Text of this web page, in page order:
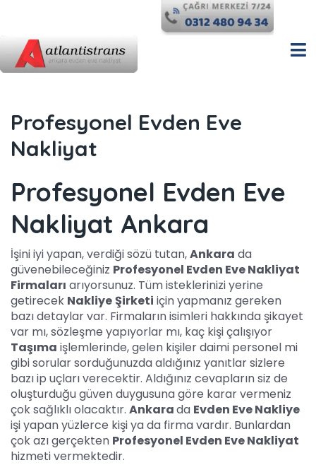
Profesyonel Evden Eve
Nakliyat
Profesyonel Evden Eve
Nakliyat Ankara
İşini iyi yapan, verdiği sözü tutan,Ankara da
güvenebileceğiniz Profesyonel Evden Eve Nakliyat
Firmaları arıyorsunuz. Tüm isteklerinizi yerine
getirecek NakliyeŞirketi için yapmanız gereken
bazı detaylar var. Firmaların isimleri hakkında şikayet
var mı, sözleşme yapıyorlar mı, kaç kişi çalışıyor
Taşıma işlemlerinde, gelen kişiler daimi personel mi
gibi sorular sorduğunuzda aldığınız yanıtlar sizlere
bazı ip uçları verecektir. Aldığınız cevapların siz de
oluşturduğu güven duygusuna göre karar vermeniz
çok sağlıklı olacaktır. Ankarada Evden Eve Nakliye
işi yapan yüzlerce kişi ya da firma vardır. Bunlardan
çok azı gerçekten Profesyonel Evden Eve Nakliyat
hizmeti vermektedir.